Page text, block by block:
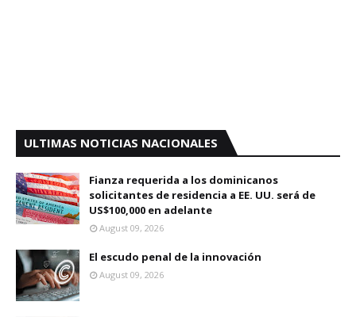
ULTIMAS NOTICIAS NACIONALES
Fianza requerida a los dominicanos
solicitantes de residencia a EE. UU. será de
US$100,000 en adelante
August 09, 2026
El escudo penal de la innovación
August 09, 2026